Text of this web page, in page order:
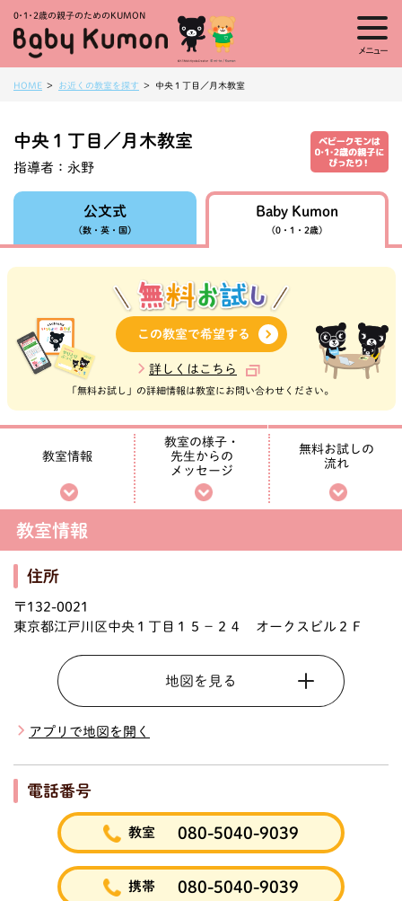
0・1・ 2歳の親子のためのKUMON
メニュー
HOME お近くの教室を探す 中央１丁目／月木教室
中央１丁目／月木教室
指導者： 永野
公文式
（数・英・国）
Baby Kumon
（0・1・2歳）
この教室で希望する
詳しくはこちら
「無料お試し」の詳細情報は教室にお問い合わせください。
教室情報
教室の様子・
先生からの
メッセージ
無料お試しの
流れ
教室情報
住所
〒132-0021
東京都江戸川区中央１丁目１５－２４ オークスビル２Ｆ
地図を見る
アプリで地図を開く
電話番号
教室 080-5040-9039
携帯 080-5040-9039